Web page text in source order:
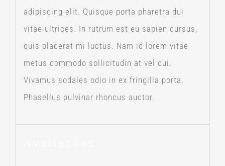
adipiscing elit. Quisque porta pharetra dui
vitae ultrices. In rutrum est eu sapien cursus,
quis placerat mi luctus. Nam id lorem vitae
metus commodo sollicitudin at vel dui.
Vivamus sodales odio in ex fringilla porta.
Phasellus pulvinar rhoncus auctor.